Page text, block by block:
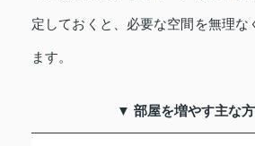
定しておくと、必要な空間を無理な
ます。
▼ 部屋を増やす主な